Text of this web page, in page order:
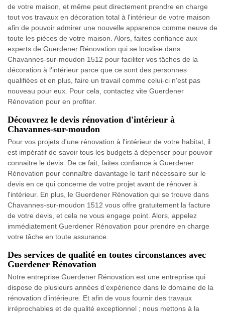
de votre maison, et même peut directement prendre en charge
tout vos travaux en décoration total à l'intérieur de votre maison
afin de pouvoir admirer une nouvelle apparence comme neuve de
toute les pièces de votre maison. Alors, faites confiance aux
experts de Guerdener Rénovation qui se localise dans
Chavannes-sur-moudon 1512 pour faciliter vos tâches de la
décoration à l'intérieur parce que ce sont des personnes
qualifiées et en plus, faire un travail comme celui-ci n'est pas
nouveau pour eux. Pour cela, contactez vite Guerdener
Rénovation pour en profiter.
Découvrez le devis rénovation d'intérieur à
Chavannes-sur-moudon
Pour vos projets d'une rénovation à l'intérieur de votre habitat, il
est impératif de savoir tous les budgets à dépenser pour pouvoir
connaitre le devis. De ce fait, faites confiance à Guerdener
Rénovation pour connaître davantage le tarif nécessaire sur le
devis en ce qui concerne de votre projet avant de rénover à
l'intérieur. En plus, le Guerdener Rénovation qui se trouve dans
Chavannes-sur-moudon 1512 vous offre gratuitement la facture
de votre devis, et cela ne vous engage point. Alors, appelez
immédiatement Guerdener Rénovation pour prendre en charge
votre tâche en toute assurance.
Des services de qualité en toutes circonstances avec
Guerdener Rénovation
Notre entreprise Guerdener Rénovation est une entreprise qui
dispose de plusieurs années d’expérience dans le domaine de la
rénovation d’intérieure. Et afin de vous fournir des travaux
irréprochables et de qualité exceptionnel ; nous mettons à la